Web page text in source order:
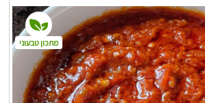
מתכון טבעוני